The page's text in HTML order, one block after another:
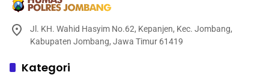
Jl. KH. Wahid Hasyim No.62, Kepanjen, Kec. Jombang,
Kabupaten Jombang, Jawa Timur 61419
Kategori